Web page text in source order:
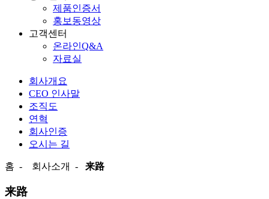
제품인증서
홍보동영상
고객센터
온라인Q&A
자료실
회사개요
CEO 인사말
조직도
연혁
회사인증
오시는 길
홈 - 회사소개 - 来路
来路